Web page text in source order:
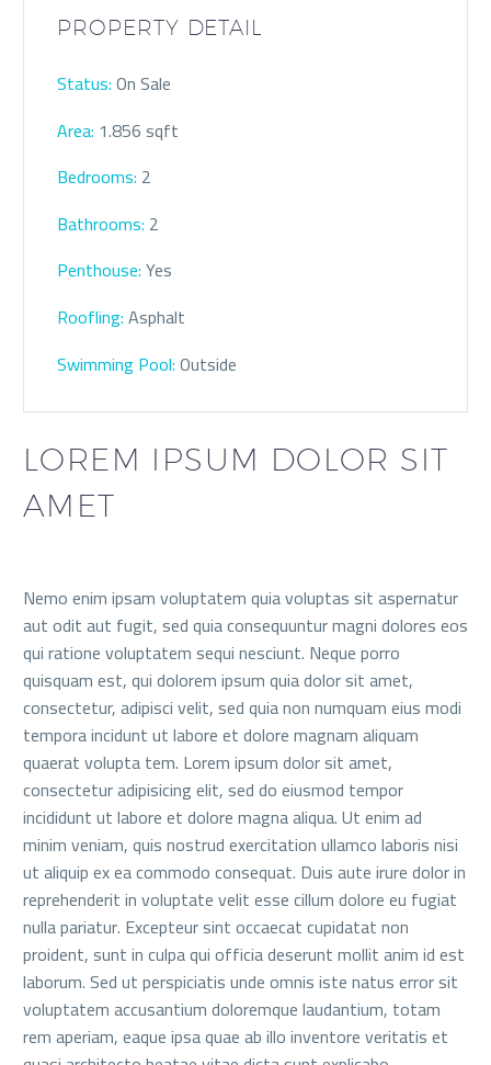
PROPERTY DETAIL
Status:On Sale
Area: 1.856 sqft
Bedrooms: 2
Bathrooms: 2
Penthouse:Yes
Roofling:Asphalt
Swimming Pool:Outside
LOREM IPSUM DOLOR SIT
AMET
Nemo enim ipsam voluptatem quia voluptas sit aspernatur
aut odit aut fugit, sed quia consequuntur magni dolores eos
qui ratione voluptatem sequi nesciunt. Neque porro
quisquam est, qui dolorem ipsum quia dolor sit amet,
consectetur, adipisci velit, sed quia non numquam eius modi
tempora incidunt ut labore et dolore magnam aliquam
quaerat volupta tem. Lorem ipsum dolor sit amet,
consectetur adipisicing elit, sed do eiusmod tempor
incididunt ut labore et dolore magna aliqua. Ut enim ad
minim veniam, quis nostrud exercitation ullamco laboris nisi
ut aliquip ex ea commodo consequat. Duis aute irure dolor in
reprehenderit in voluptate velit esse cillum dolore eu fugiat
nulla pariatur. Excepteur sint occaecat cupidatat non
proident, sunt in culpa qui officia deserunt mollit anim id est
laborum. Sed ut perspiciatis unde omnis iste natus error sit
voluptatem accusantium doloremque laudantium, totam
rem aperiam, eaque ipsa quae ab illo inventore veritatis et